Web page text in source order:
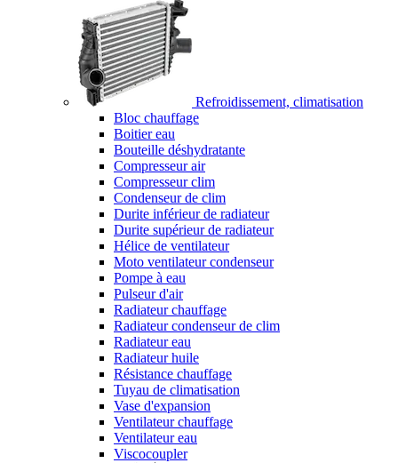
Refroidissement, climatisation
Bloc chauffage
Boitier eau
Bouteille déshydratante
Compresseur air
Compresseur clim
Condenseur de clim
Durite inférieur de radiateur
Durite supérieur de radiateur
Hélice de ventilateur
Moto ventilateur condenseur
Pompe à eau
Pulseur d'air
Radiateur chauffage
Radiateur condenseur de clim
Radiateur eau
Radiateur huile
Résistance chauffage
Tuyau de climatisation
Vase d'expansion
Ventilateur chauffage
Ventilateur eau
Viscocoupler